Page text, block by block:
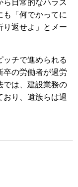
日常的なハラス
も「何でかってに
返せよ」とメー
チで進められる
卒の労働者が過労
では、建設業務の
おり、遺族らは過